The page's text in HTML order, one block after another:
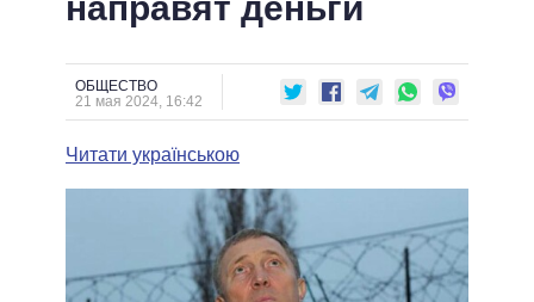
КАБИНЕТ МИНИСТРОВ
МЭРЫ
ВСЕ ПЕРСОНЫ
ПОДДЕРЖАТЬ
СРАВНЕНИЕ ПОЛИТИКОВ
ОБЩЕСТВО
21 мая 2024, 16:42
Читати українською